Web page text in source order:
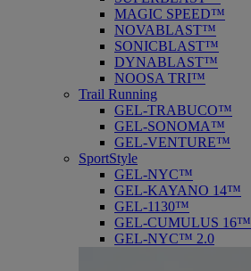
MAGIC SPEED™
NOVABLAST™
SONICBLAST™
DYNABLAST™
NOOSA TRI™
Trail Running
GEL-TRABUCO™
GEL-SONOMA™
GEL-VENTURE™
SportStyle
GEL-NYC™
GEL-KAYANO 14™
GEL-1130™
GEL-CUMULUS 16™
GEL-NYC™ 2.0